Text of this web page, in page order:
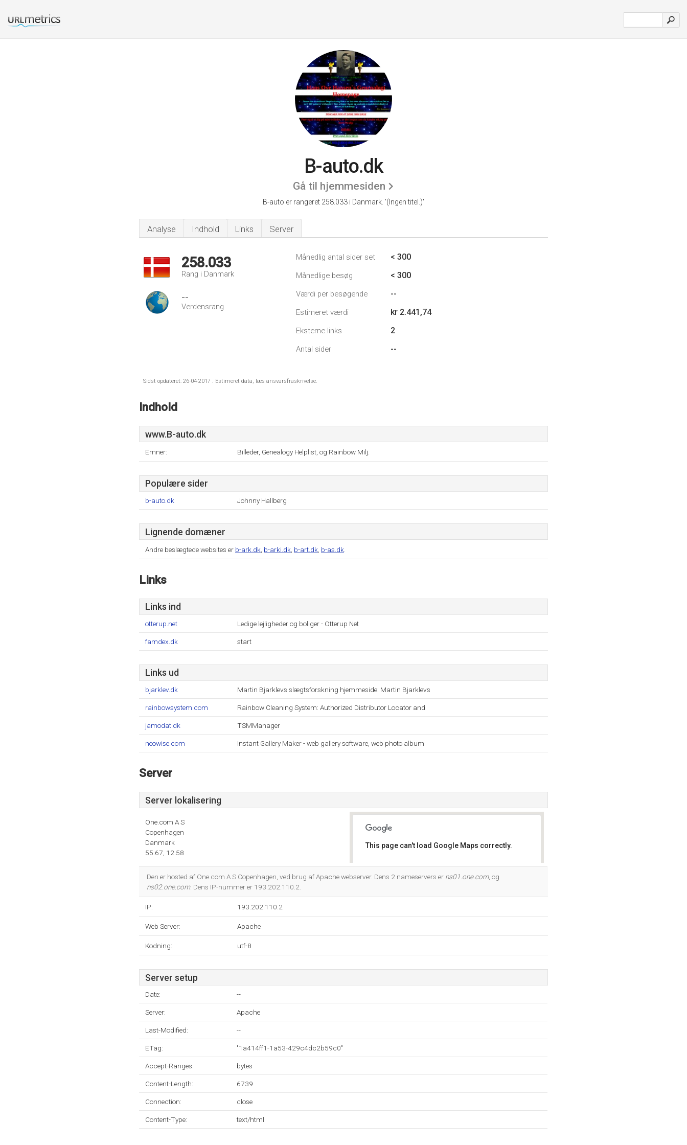
B-auto.dk
Gå til hjemmesiden
B-auto er rangeret 258.033 i Danmark. '(Ingen titel.)'
Analyse Indhold Links Server
258.033
Rang i Danmark
--
Verdensrang
Månedlig antal sider set < 300
Månedlige besøg < 300
Værdi per besøgende --
Estimeret værdi kr 2.441,74
Eksterne links 2
Antal sider --
Sidst opdateret: 26-04-2017 . Estimeret data, læs ansvarsfraskrivelse.
Indhold
www.B-auto.dk
Emner: Billeder, Genealogy Helplist, og Rainbow Milj.
Populære sider
b-auto.dk Johnny Hallberg
Lignende domæner
Andre beslægtede websites er b-ark.dk b-arki.dk b-art.dk b-as.dk
Links
Links ind
otterup.net Ledige lejligheder og boliger - Otterup Net
famdex.dk start
Links ud
bjarklev.dk Martin Bjarklevs slægtsforskning hjemmeside: Martin Bjarklevs
rainbowsystem.com Rainbow Cleaning System: Authorized Distributor Locator and
jamodat.dk TSMManager
neowise.com Instant Gallery Maker - web gallery software, web photo album
Server
Server lokalisering
One.com A S
Copenhagen
Danmark
55.67, 12.58
This page can't load Google Maps correctly.
Den er hosted af One.com A S Copenhagen, ved brug af Apache webserver. Dens 2 nameservers er ns01.one.com, og
ns02.one.com. Dens IP-nummer er 193.202.110.2.
IP: 193.202.110.2
Web Server: Apache
Kodning: utf-8
Server setup
Date: --
Server: Apache
Last-Modified: --
ETag: "1a414ff1-1a53-429c4dc2b59c0"
Accept-Ranges: bytes
Content-Length: 6739
Connection: close
Content-Type: text/html